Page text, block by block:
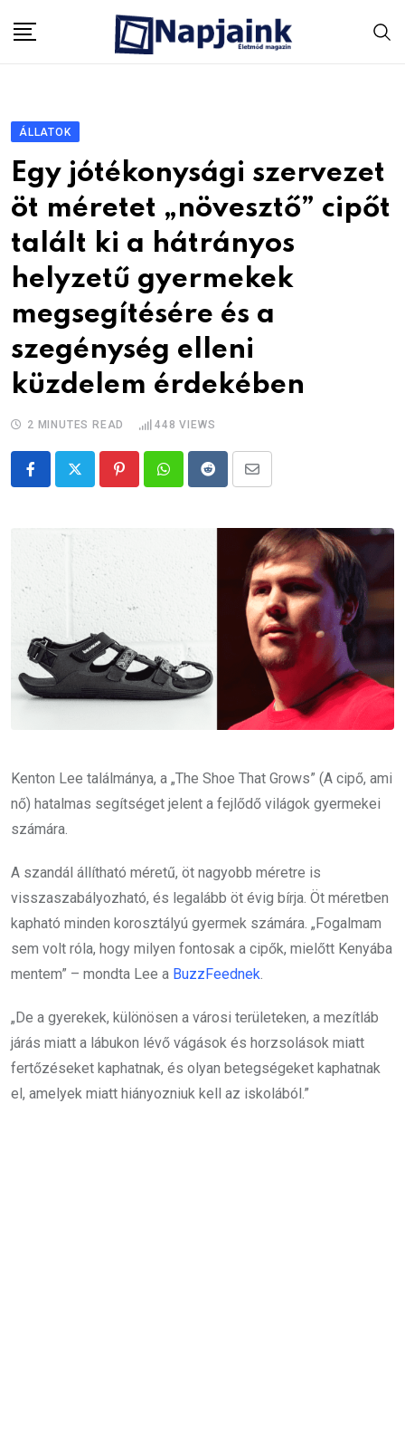
ÁLLATOK
Egy jótékonysági szervezet
öt méretet „növesztő” cipőt
talált ki a hátrányos
helyzetű gyermekek
megsegítésére és a
szegénység elleni
küzdelem érdekében
2 MINUTES READ 448 VIEWS
PinterestWhatsappRedditShare
Email
Kenton Lee találmánya, a „The Shoe That Grows” (A cipő, ami
nő) hatalmas segítséget jelent a fejlődő világok gyermekei
számára.
A szandál állítható méretű, öt nagyobb méretre is
visszaszabályozható, és legalább öt évig bírja. Öt méretben
kapható minden korosztályú gyermek számára. „Fogalmam
sem volt róla, hogy milyen fontosak a cipők, mielőtt Kenyába
mentem” – mondta Lee a BuzzFeednek
„De a gyerekek, különösen a városi területeken, a mezítláb
járás miatt a lábukon lévő vágások és horzsolások miatt
fertőzéseket kaphatnak, és olyan betegségeket kaphatnak
el, amelyek miatt hiányozniuk kell az iskolából.”